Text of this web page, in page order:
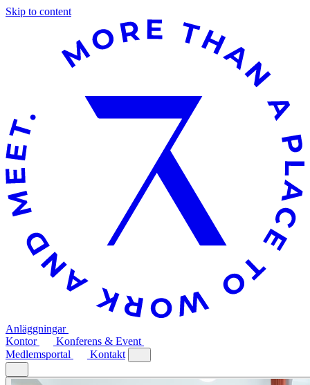
Skip to content
Anläggningar
Kontor
Konferens & Event
Medlemsportal
Kontakt